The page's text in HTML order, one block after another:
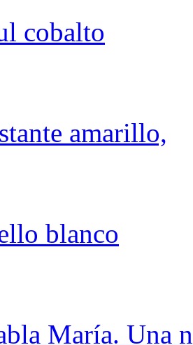
cobalto
amarillo,
blanco
María. Una